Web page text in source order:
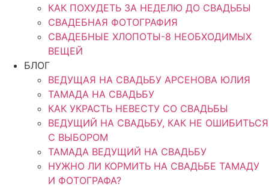
КАК ПОХУДЕТЬ ЗА НЕДЕЛЮ ДО СВАДЬБЫ
СВАДЕБНАЯ ФОТОГРАФИЯ
СВАДЕБНЫЕ ХЛОПОТЫ-8 НЕОБХОДИМЫХ
ВЕЩЕЙ
БЛОГ
ВЕДУЩАЯ НА СВАДЬБУ АРСЕНОВА ЮЛИЯ
ТАМАДА НА СВАДЬБУ
КАК УКРАСТЬ НЕВЕСТУ СО СВАДЬБЫ
ВЕДУЩИЙ НА СВАДЬБУ, КАК НЕ ОШИБИТЬСЯ
С ВЫБОРОМ
ТАМАДА ВЕДУЩИЙ НА СВАДЬБУ
НУЖНО ЛИ КОРМИТЬ НА СВАДЬБЕ ТАМАДУ
И ФОТОГРАФА?